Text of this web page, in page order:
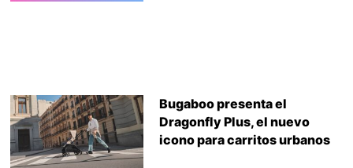
Bugaboo presenta el
Dragonfly Plus, el nuevo
icono para carritos urbanos